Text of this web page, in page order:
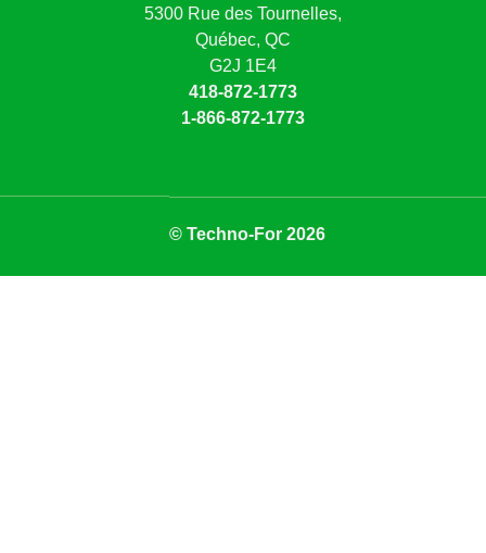
5300 Rue des Tournelles,
Québec, QC
G2J 1E4
418-872-1773
1-866-872-1773
© Techno-For 2026